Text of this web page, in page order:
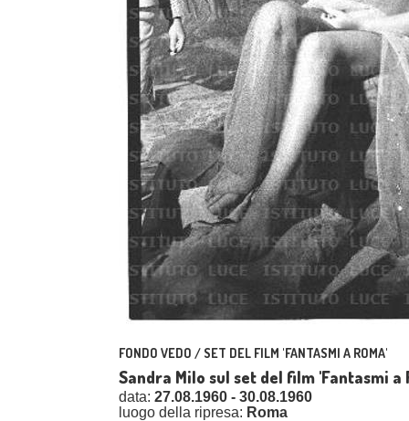
FONDO VEDO / SET DEL FILM 'FANTASMI A ROMA'
Sandra Milo sul set del film 'Fantasmi
data: 27.08.1960 - 30.08.1960
luogo della ripresa: Roma